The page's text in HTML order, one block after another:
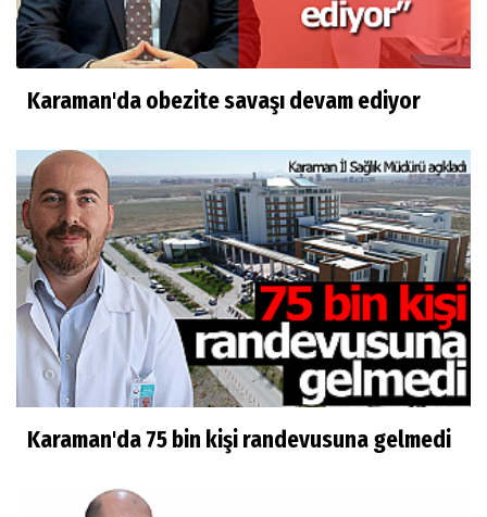
Karaman'da obezite savaşı devam ediyor
Karaman'da 75 bin kişi randevusuna gelmedi